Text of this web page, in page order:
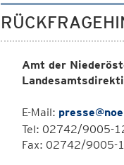
Amt der
E-Mail:
Tel: 02742/9005-
Fax: 02742/9005-